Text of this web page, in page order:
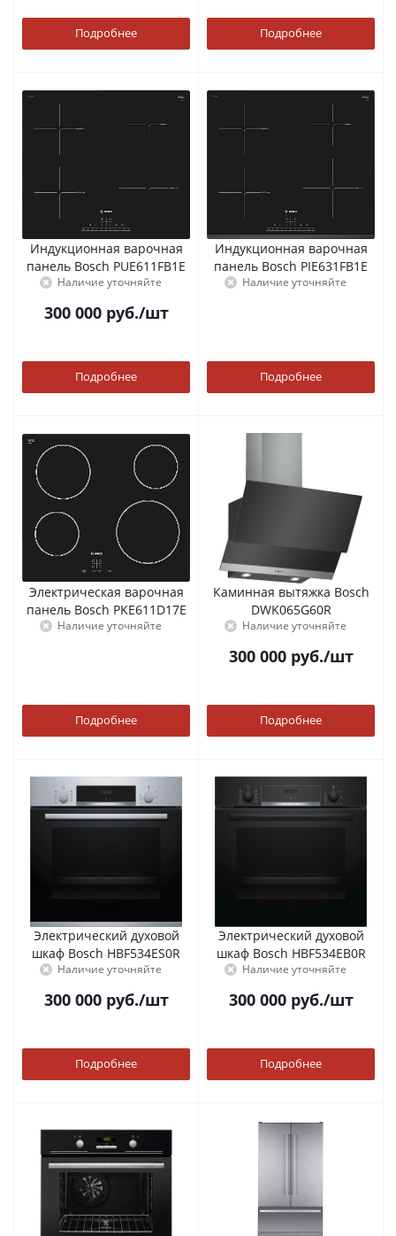
Подробнее Подробнее
Индукционная варочная
панель Bosch PUE611FB1E
Наличие уточняйте
300 000руб./шт
Подробнее
Индукционная варочная
панель Bosch PIE631FB1E
Наличие уточняйте
Подробнее
Электрическая варочная
панель Bosch PKE611D17E
Наличие уточняйте
Подробнее
Каминная вытяжка Bosch
DWK065G60R
Наличие уточняйте
300 000руб./шт
Подробнее
Электрический духовой
шкаф Bosch HBF534ES0R
Наличие уточняйте
300 000руб./шт
Подробнее
Электрический духовой
шкаф Bosch HBF534EB0R
Наличие уточняйте
300 000руб./шт
Подробнее